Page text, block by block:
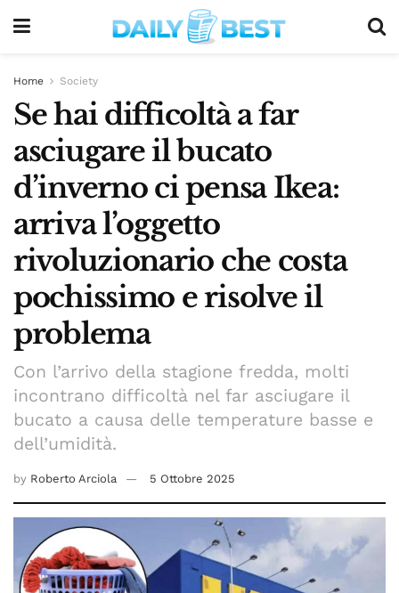
Home Society
Se hai difficoltà a far
asciugare il bucato
d’inverno ci pensa Ikea:
arriva l’oggetto
rivoluzionario che costa
pochissimo e risolve il
problema
Con l’arrivo della stagione fredda, molti
incontrano difficoltà nel far asciugare il
bucato a causa delle temperature basse e
dell’umidità.
by Roberto Arciola 5 Ottobre 2025